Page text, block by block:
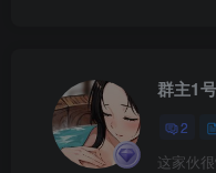
群主1号
2
这家伙